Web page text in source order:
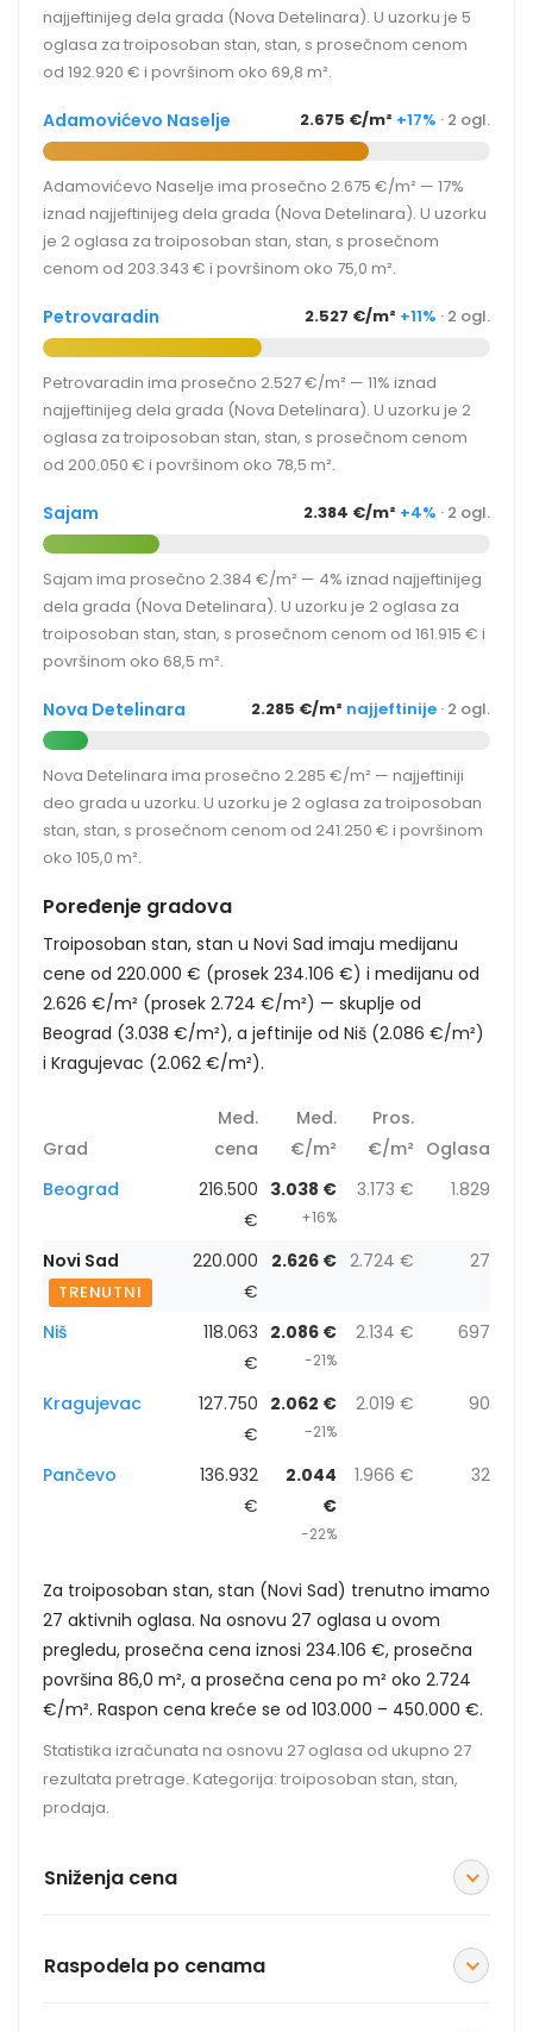
najjeftinijeg dela grada (Nova Detelinara). U uzorku je 5
oglasa za troiposoban stan, stan, s prosečnom cenom
od 192.920 € i površinom oko 69,8 m².
Adamovićevo Naselje 2.675 €/m² +17% · 2 ogl.
Adamovićevo Naselje ima prosečno 2.675 €/m² — 17%
iznad najjeftinijeg dela grada (Nova Detelinara). U uzorku
je 2 oglasa za troiposoban stan, stan, s prosečnom
cenom od 203.343 € i površinom oko 75,0 m².
Petrovaradin 2.527 €/m² +11% · 2 ogl.
Petrovaradin ima prosečno 2.527 €/m² — 11% iznad
najjeftinijeg dela grada (Nova Detelinara). U uzorku je 2
oglasa za troiposoban stan, stan, s prosečnom cenom
od 200.050 € i površinom oko 78,5 m².
Sajam 2.384 €/m² +4% · 2 ogl.
Sajam ima prosečno 2.384 €/m² — 4% iznad najjeftinijeg
dela grada (Nova Detelinara). U uzorku je 2 oglasa za
troiposoban stan, stan, s prosečnom cenom od 161.915 € i
površinom oko 68,5 m².
Nova Detelinara 2.285 €/m² najjeftinije · 2 ogl.
Nova Detelinara ima prosečno 2.285 €/m² — najjeftiniji
deo grada u uzorku. U uzorku je 2 oglasa za troiposoban
stan, stan, s prosečnom cenom od 241.250 € i površinom
oko 105,0 m².
Poređenje gradova
Troiposoban stan, stan u Novi Sad imaju medijanu
cene od 220.000 € (prosek 234.106 €) i medijanu od
2.626 €/m² (prosek 2.724 €/m²) — skuplje od
Beograd (3.038 €/m²), a jeftinije od Niš (2.086 €/m²)
i Kragujevac (2.062 €/m²).
Grad
Med.
cena
Med.
€/m²
Pros.
€/m² Oglasa
Beograd
216.500
€
3.038 €
+16%
3.173 € 1.829
Novi Sad
TRENUTNI
220.000
€
2.626 € 2.724 € 27
Niš
118.063
€
2.086 €
-21%
2.134 € 697
Kragujevac
127.750
€
2.062 €
-21%
2.019 € 90
Pančevo
136.932
€
2.044
€
-22%
1.966 € 32
Za troiposoban stan, stan (Novi Sad) trenutno imamo
27 aktivnih oglasa. Na osnovu 27 oglasa u ovom
pregledu, prosečna cena iznosi 234.106 €, prosečna
površina 86,0 m², a prosečna cena po m² oko 2.724
€/m². Raspon cena kreće se od 103.000 – 450.000 €.
Statistika izračunata na osnovu 27 oglasa od ukupno 27
rezultata pretrage. Kategorija: troiposoban stan, stan,
prodaja.
Sniženja cena
Raspodela po cenama